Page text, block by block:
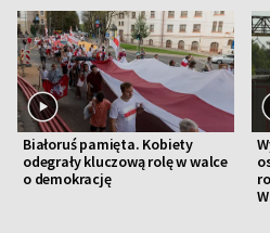
Białoruś pamięta. Kobiety
odegrały kluczową rolę w walce
o demokrację